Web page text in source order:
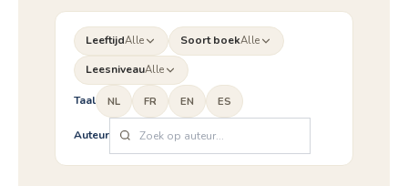
LeeftijdAlle Soort boekAlle
LeesniveauAlle
Taal NL FR EN ES
Auteur